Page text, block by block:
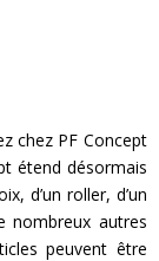
chez PF Concept
étend désormais
d’un roller, d’un
nombreux autres
peuvent être